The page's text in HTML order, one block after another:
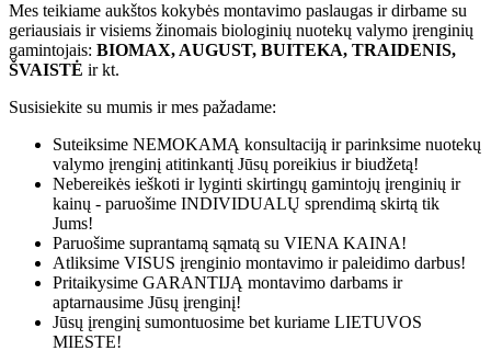
Mes teikiame aukštos kokybės montavimo paslaugas ir dirbame su
geriausiais ir visiems žinomais biologinių nuotekų valymo įrenginių
gamintojais: BIOMAX, AUGUST, BUITEKA, TRAIDENIS,
ŠVAISTĖ ir kt.
Susisiekite su mumis ir mes pažadame:
Suteiksime NEMOKAMĄ konsultaciją ir parinksime nuotekų
valymo įrenginį atitinkantį Jūsų poreikius ir biudžetą!
Nebereikės ieškoti ir lyginti skirtingų gamintojų įrenginių ir
kainų - paruošime INDIVIDUALŲ sprendimą skirtą tik
Jums!
Paruošime suprantamą sąmatą su VIENA KAINA!
Atliksime VISUS įrenginio montavimo ir paleidimo darbus!
Pritaikysime GARANTIJĄ montavimo darbams ir
aptarnausime Jūsų įrenginį!
Jūsų įrenginį sumontuosime bet kuriame LIETUVOS
MIESTE!